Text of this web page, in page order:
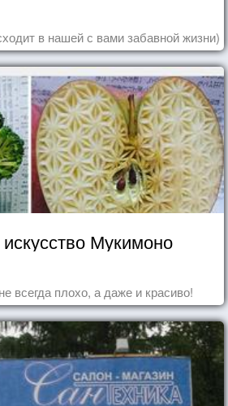
в нашей с вами забавной жизни)
Мукимоно
всегда плохо, а даже и красиво!